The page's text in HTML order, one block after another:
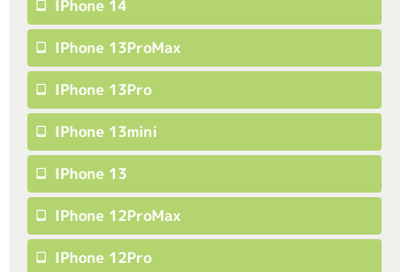
IPhone 14
IPhone 13ProMax
IPhone 13Pro
IPhone 13mini
IPhone 13
IPhone 12ProMax
IPhone 12Pro